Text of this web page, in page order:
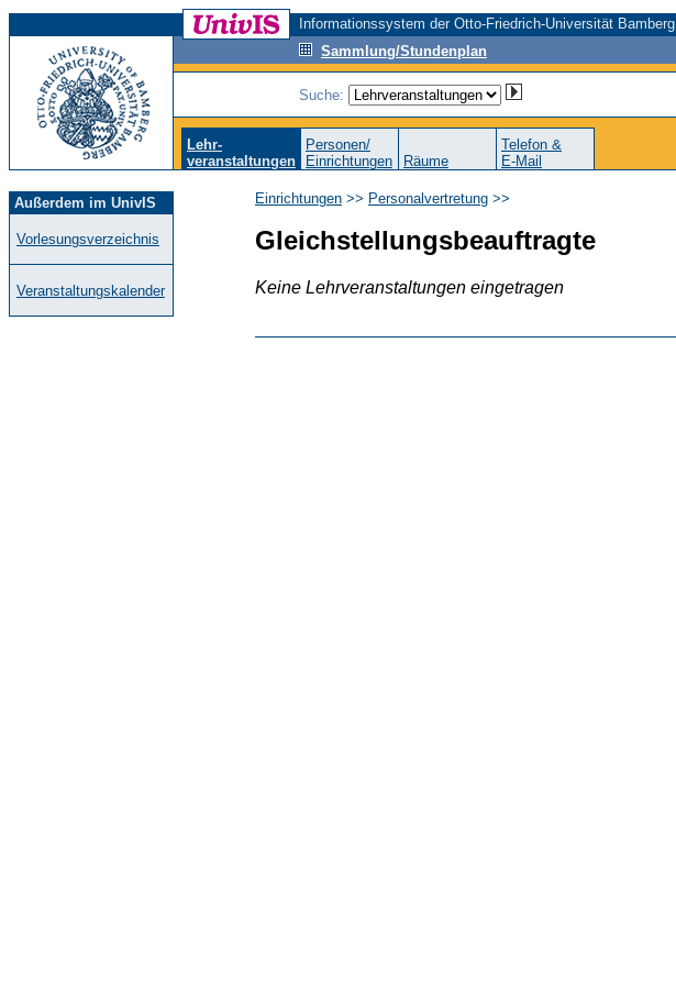
Informationssystem der Otto-Friedrich-Universität Bamberg
Sammlung/Stundenplan
Suche:
Lehr-
veranstaltungen
Personen/
Einrichtungen
Räume
Telefon &
E-Mail
Außerdem im UnivIS
Vorlesungsverzeichnis
Veranstaltungskalender
Einrichtungen >> Personalvertretung >>
Gleichstellungsbeauftragte
Keine Lehrveranstaltungen eingetragen